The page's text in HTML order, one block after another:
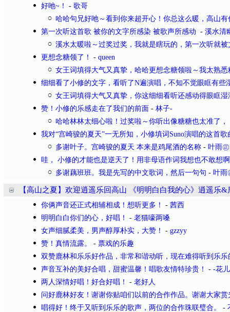
好吔~！ - 歌哥
哈哈句兄好吔～看到你来超开心！你总这么暖，高山有
第一次听这首歌 被你的文字所感染 被歌声所感动 - 溪水清
溪水太暖啦～过奖过奖，我就是瞎玩的，第一次听就
更想念糖领了！
- queen
女王词填得大气又真挚，哈哈更想念糖领啦～我太熟
细细看了小修的文字，看听了N遍演唱，不知不觉眼眶有
女王词填得大气又真挚，你这细细看听还感动得眼眶
赞！小修的乐感走在了我们的前面 - 林子-
哈哈林林太细心啦！过奖啦～你听出像糖糖也太准了，
我对“宫崎骏的夏天”一无所知，小修填词Suno演唱的这首歌
多谢叶子。宫崎骏的夏天 本来是鸡尾酒的名称 - 叶雨㊣
哇， 小修的才能也是逆天了！用非母语作词我想也不敢想
多谢藕班班。我是先写的中文歌词，然后一句句 - 叶雨
【高山之夏】欢迎逍遥乐回高山 《明明白白我的心》逍遥乐&
你俩声音还正式相辅相成！想听更多！ - 茜西
明明白白你们的心，好唱！
- 老猫嚎两嗓
女声细腻柔美，男声醇厚朴实，大赞！
- gzzyy
赞！真情流露。
- 票戏的乐趣
双赞鹿林和乐乐好作品，非常和谐动听，现在难得听到乐乐
声音互补的美好合唱，甜蜜温馨！唱歌友情特珍贵！
- -花
两人深情好唱！好合好唱！
- 老好人
问好鹿林好友！谢谢你贴咱们以前的合作作品。谢谢大家赏
唱得好！终于又听到乐乐的歌声，两位的合作珠联璧合。
-